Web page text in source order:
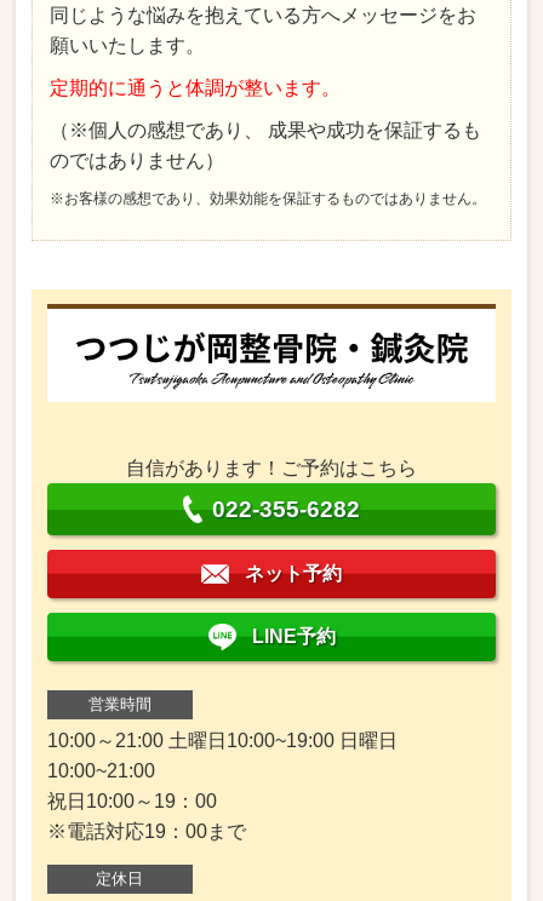
同じような悩みを抱えている方へメッセージをお
願いいたします。
定期的に通うと体調が整います。
（※個人の感想であり、 成果や成功を保証するも
のではありません）
※お客様の感想であり、効果効能を保証するものではありません。
自信があります！ご予約はこちら
022-355-6282
ネット予約
LINE予約
営業時間
10:00～21:00 土曜日10:00~19:00 日曜日
10:00~21:00
祝日10:00～19：00
※電話対応19：00まで
定休日